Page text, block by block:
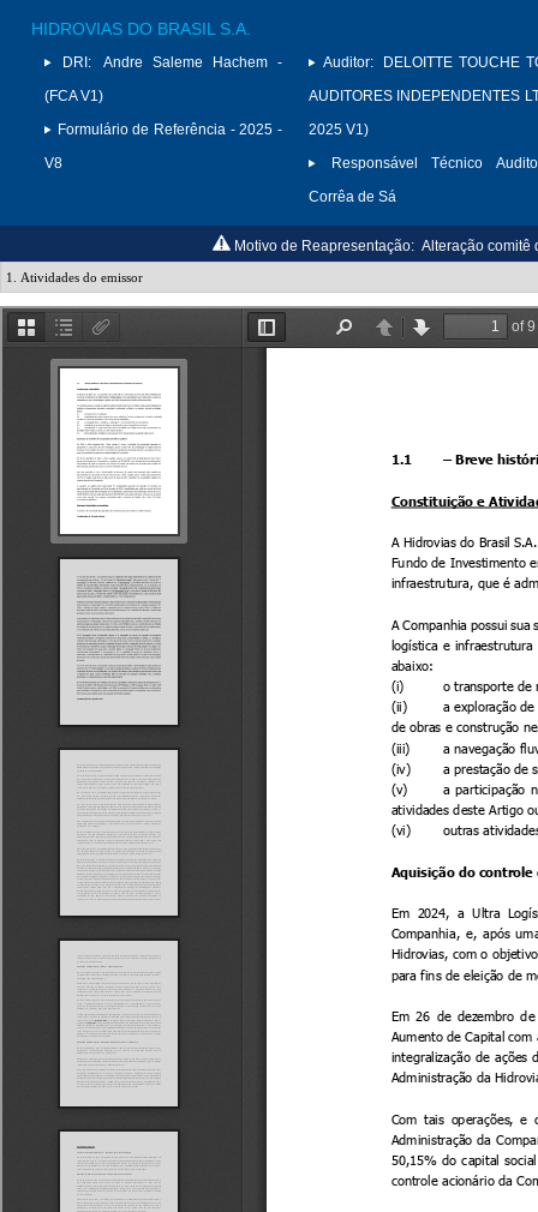
HIDROVIAS DO BRASIL S.A.
DRI:
Andre Saleme Hachem -
(FCA V1)
Formulário de Referência - 2025 -
V8
Auditor:
DELOITTE TOUCHE
AUDITORES INDEPENDENTES
2025 V1)
Responsável Técnico
Corrêa de Sá
Motivo de Reapresentação: Alteração comitê